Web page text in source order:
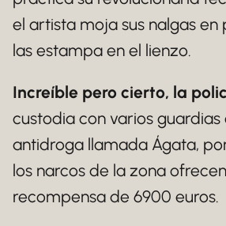
el artista moja sus nalgas en
las estampa en el lienzo.
Increíble pero cierto, la
custodia con varios
antidroga llamada Ágata,
los narcos de la zona
recompensa de 6900 euros.